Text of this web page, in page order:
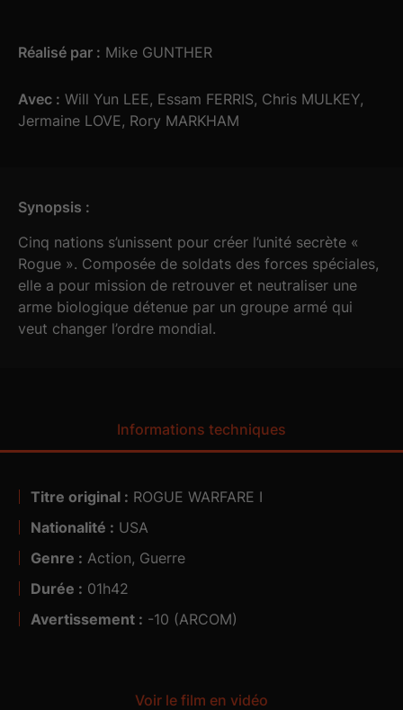
Réalisé par : Mike GUNTHER
Avec : Will Yun LEE, Essam FERRIS, Chris MULKEY,
Jermaine LOVE, Rory MARKHAM
Synopsis :
Cinq nations s’unissent pour créer l’unité secrète «
Rogue ». Composée de soldats des forces spéciales,
elle a pour mission de retrouver et neutraliser une
arme biologique détenue par un groupe armé qui
veut changer l’ordre mondial.
Informations techniques
Titre original : ROGUE WARFARE I
Nationalité : USA
Genre : Action, Guerre
Durée : 01h42
Avertissement : -10 (ARCOM)
Voir le film en vidéo